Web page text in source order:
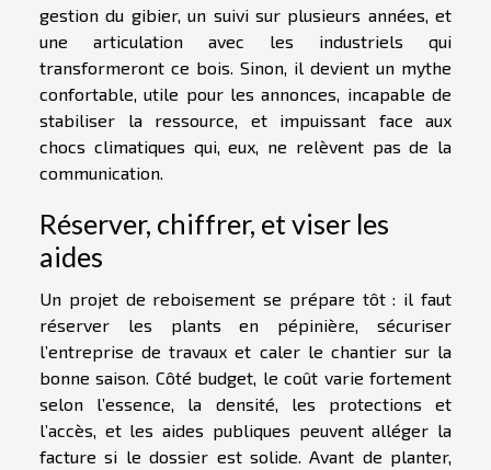
gestion du gibier, un suivi sur plusieurs années, et
une articulation avec les industriels qui
transformeront ce bois. Sinon, il devient un mythe
confortable, utile pour les annonces, incapable de
stabiliser la ressource, et impuissant face aux
chocs climatiques qui, eux, ne relèvent pas de la
communication.
Réserver, chiffrer, et viser les
aides
Un projet de reboisement se prépare tôt : il faut
réserver les plants en pépinière, sécuriser
l’entreprise de travaux et caler le chantier sur la
bonne saison. Côté budget, le coût varie fortement
selon l’essence, la densité, les protections et
l’accès, et les aides publiques peuvent alléger la
facture si le dossier est solide. Avant de planter,